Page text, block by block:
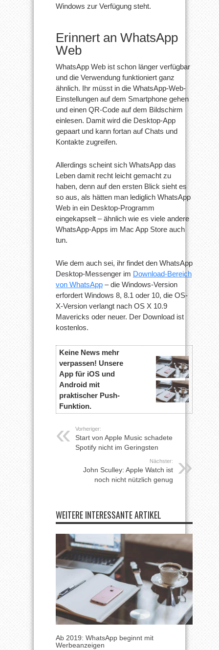
Windows zur Verfügung steht.
Erinnert an WhatsApp
Web
WhatsApp Web ist schon länger verfügbar
und die Verwendung funktioniert ganz
ähnlich. Ihr müsst in die WhatsApp-Web-
Einstellungen auf dem Smartphone gehen
und einen QR-Code auf dem Bildschirm
einlesen. Damit wird die Desktop-App
gepaart und kann fortan auf Chats und
Kontakte zugreifen.
Allerdings scheint sich WhatsApp das
Leben damit recht leicht gemacht zu
haben, denn auf den ersten Blick sieht es
so aus, als hätten man lediglich WhatsApp
Web in ein Desktop-Programm
eingekapselt – ähnlich wie es viele andere
WhatsApp-Apps im Mac App Store auch
tun.
Wie dem auch sei, ihr findet den WhatsApp
Desktop-Messenger im Download-Bereich
von WhatsApp – die Windows-Version
erfordert Windows 8, 8.1 oder 10, die OS-
X-Version verlangt nach OS X 10.9
Mavericks oder neuer. Der Download ist
kostenlos.
Keine News mehr
verpassen! Unsere
App für iOS und
Android mit
praktischer Push-
Funktion.
Vorheriger:
Start von Apple Music schadete
Spotify nicht im Geringsten
Nächster:
John Sculley: Apple Watch ist
noch nicht nützlich genug
WEITERE INTERESSANTE ARTIKEL
Ab 2019: WhatsApp beginnt mit
Werbeanzeigen